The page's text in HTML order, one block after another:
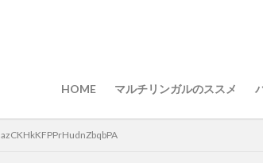
HOME マルチリンガルのススメ
azCKHkKFPPrHudnZbqbPA
ブ